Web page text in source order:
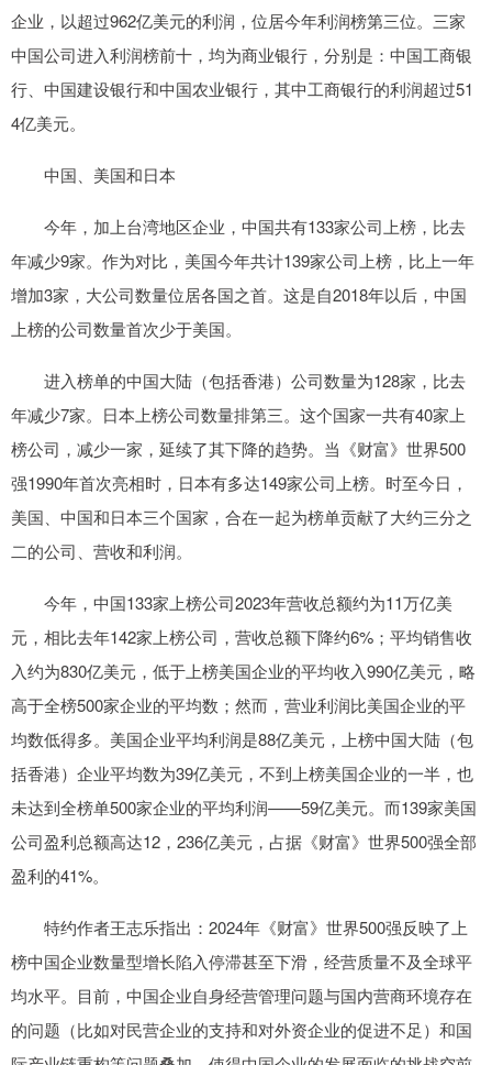
企业，以超过962亿美元的利润，位居今年利润榜第三位。三家
中国公司进入利润榜前十，均为商业银行，分别是：中国工商银
行、中国建设银行和中国农业银行，其中工商银行的利润超过51
4亿美元。
中国、美国和日本
今年，加上台湾地区企业，中国共有133家公司上榜，比去
年减少9家。作为对比，美国今年共计139家公司上榜，比上一年
增加3家，大公司数量位居各国之首。这是自2018年以后，中国
上榜的公司数量首次少于美国。
进入榜单的中国大陆（包括香港）公司数量为128家，比去
年减少7家。日本上榜公司数量排第三。这个国家一共有40家上
榜公司，减少一家，延续了其下降的趋势。当《财富》世界500
强1990年首次亮相时，日本有多达149家公司上榜。时至今日，
美国、中国和日本三个国家，合在一起为榜单贡献了大约三分之
二的公司、营收和利润。
今年，中国133家上榜公司2023年营收总额约为11万亿美
元，相比去年142家上榜公司，营收总额下降约6%；平均销售收
入约为830亿美元，低于上榜美国企业的平均收入990亿美元，略
高于全榜500家企业的平均数；然而，营业利润比美国企业的平
均数低得多。美国企业平均利润是88亿美元，上榜中国大陆（包
括香港）企业平均数为39亿美元，不到上榜美国企业的一半，也
未达到全榜单500家企业的平均利润——59亿美元。而139家美国
公司盈利总额高达12，236亿美元，占据《财富》世界500强全部
盈利的41%。
特约作者王志乐指出：2024年《财富》世界500强反映了上
榜中国企业数量型增长陷入停滞甚至下滑，经营质量不及全球平
均水平。目前，中国企业自身经营管理问题与国内营商环境存在
的问题（比如对民营企业的支持和对外资企业的促进不足）和国